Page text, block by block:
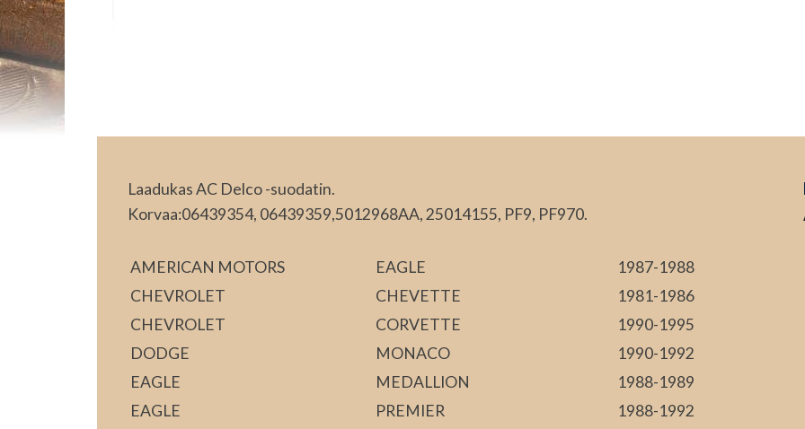
Laadukas AC Delco -suodatin.
Korvaa:06439354, 06439359,5012968AA, 25014155, PF9, PF970.
AMERICAN MOTORS EAGLE
1987-1988
CHEVROLET
CHEVETTE
1981-1986
CHEVROLET
CORVETTE
1990-1995
DODGE
MONACO
1990-1992
EAGLE
MEDALLION
1988-1989
EAGLE
PREMIER
1988-1992